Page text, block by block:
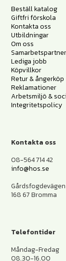
Beställ katalog
Giftfri förskola
Kontakta oss
Utbildningar
Om oss
Lediga jobb
Köpvillkor
Retur & ångerköp
Reklamationer
Arbetsmiljö &
Integritetspolicy
Kontakta oss
08-564 714 42
info@hos.se
Gårdsfogdevägen
168 67 Bromma
Telefontider
Måndag-Fredag
08.30-16.00